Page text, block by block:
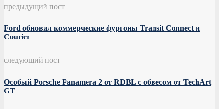
предыдущий пост
Ford обновил коммерческие фургоны Transit Connect и
Courier
следующий пост
Особый Porsche Panamera 2 от RDBL с обвесом от TechArt
GT